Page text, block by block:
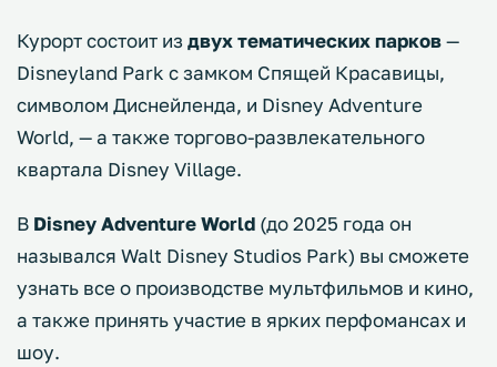
Курорт состоит издвух тематических парков—
Disneyland Park с замком Спящей Красавицы,
символом Диснейленда, и Disney Adventure
World, — а также торгово-развлекательного
квартала Disney Village.
В Disney Adventure World (до 2025 года он
назывался Walt Disney Studios Park) вы сможете
узнать все о производстве мультфильмов и кино,
а также принять участие в ярких перфомансах и
шоу.